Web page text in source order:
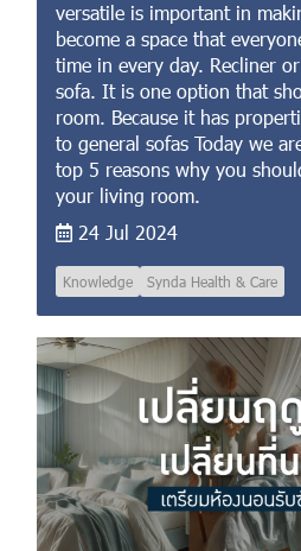
versatile is important in
become a space that
time in every day. Recliner
sofa. It is one option that
room. Because it has
to general sofas Today we
top 5 reasons why you
your living room.
24 Jul 2024
Knowledge Synda Health & Care